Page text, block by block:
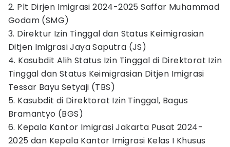
2. Plt Dirjen Imigrasi 2024-2025 Saffar Muhammad
Godam (SMG)
3. Direktur Izin Tinggal dan Status Keimigrasian
Ditjen Imigrasi Jaya Saputra (JS)
4. Kasubdit Alih Status Izin Tinggal di Direktorat Izin
Tinggal dan Status Keimigrasian Ditjen Imigrasi
Tessar Bayu Setyaji (TBS)
5. Kasubdit di Direktorat Izin Tinggal, Bagus
Bramantyo (BGS)
6. Kepala Kantor Imigrasi Jakarta Pusat 2024-
2025 dan Kepala Kantor Imigrasi Kelas I Khusus